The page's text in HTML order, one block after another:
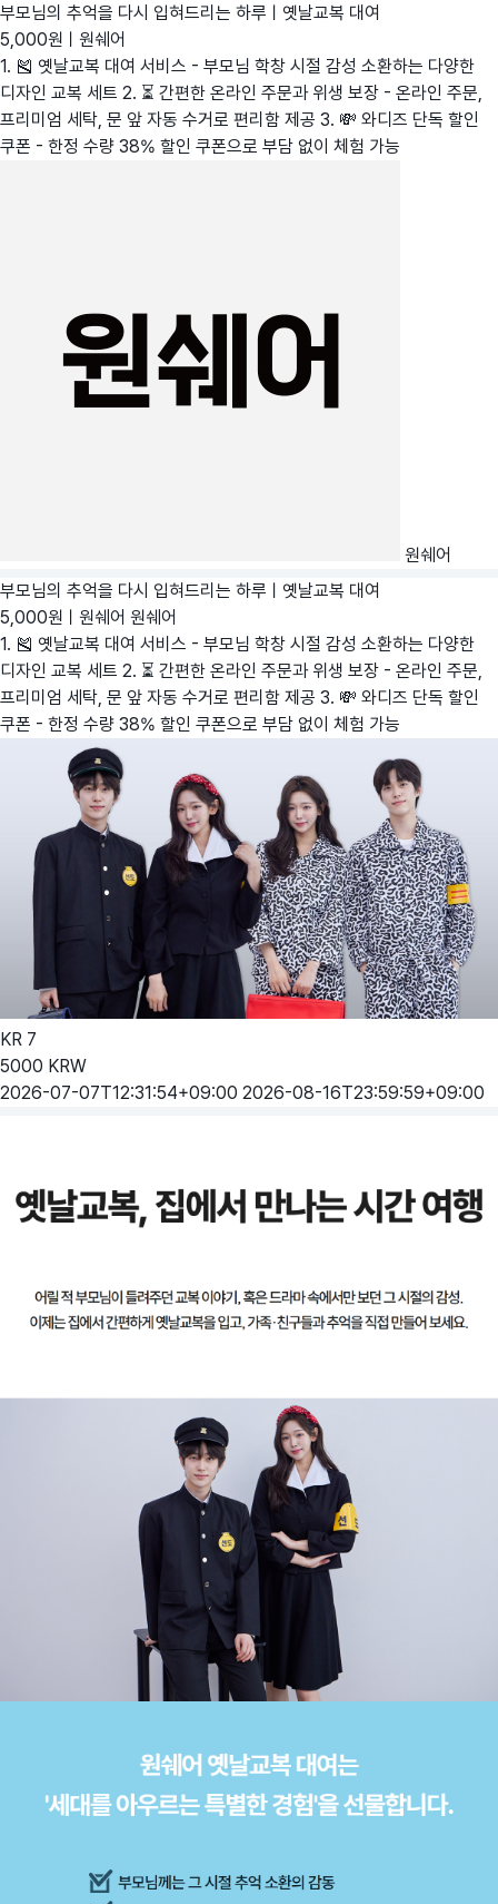
부모님의 추억을 다시 입혀드리는 하루ㅣ옛날교복 대여
5,000원ㅣ원쉐어
1. 🎽 옛날교복 대여 서비스 - 부모님 학창 시절 감성 소환하는 다양한
디자인 교복 세트 2. ⏳ 간편한 온라인 주문과 위생 보장 - 온라인 주문,
프리미엄 세탁, 문 앞 자동 수거로 편리함 제공 3. 💸 와디즈 단독 할인
쿠폰 - 한정 수량 38% 할인 쿠폰으로 부담 없이 체험 가능
원쉐어
부모님의 추억을 다시 입혀드리는 하루ㅣ옛날교복 대여
5,000원ㅣ원쉐어 원쉐어
1. 🎽 옛날교복 대여 서비스 - 부모님 학창 시절 감성 소환하는 다양한
디자인 교복 세트 2. ⏳ 간편한 온라인 주문과 위생 보장 - 온라인 주문,
프리미엄 세탁, 문 앞 자동 수거로 편리함 제공 3. 💸 와디즈 단독 할인
쿠폰 - 한정 수량 38% 할인 쿠폰으로 부담 없이 체험 가능
KR 7
5000 KRW
2026-07-07T12:31:54+09:00 2026-08-16T23:59:59+09:00